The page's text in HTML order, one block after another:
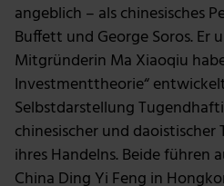
angeblich – als chinesisches
Buffett und George Soros. Er
Mitgründerin Ma Xiaoqiu
Investmenttheorie“
Selbstdarstellung
chinesischer und
ihres Handelns. Beide führen
China Ding Yi Feng in